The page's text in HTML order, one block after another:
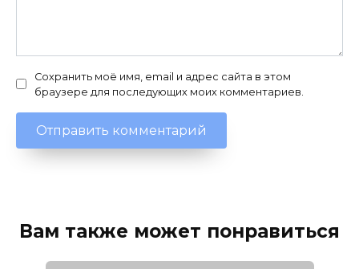
Сохранить моё имя, email и адрес сайта в этом
браузере для последующих моих комментариев.
Вам также может понравиться